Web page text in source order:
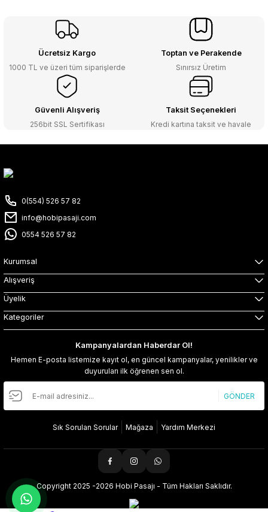
Ücretsiz Kargo
1000 TL ve üzeri tüm siparişlerde
Toptan ve Perakende
Sınırsız Üretim
Güvenli Alışveriş
256bit SSL Sertifikası
Taksit Seçenekleri
Kredi kartına taksit ve havale
0(554) 526 57 82
info@hobipasaji.com
0554 526 57 82
Kurumsal
Alışveriş
Üyelik
Kategoriler
Kampanyalardan Haberdar Ol!
Hemen E-posta listemize kayıt ol, en güncel kampanyalar, yenilikler ve
duyuruları ilk öğrenen sen ol.
GÖNDER
Sık Sorulan Sorular Mağaza Yardım Merkezi
Copyright 2025 -2026 Hobi Pasajı - Tüm Hakları Saklıdır.